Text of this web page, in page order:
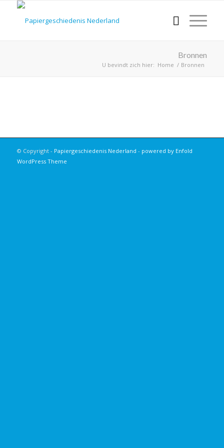
Bronnen
U bevindt zich hier: Home / Bronnen
© Copyright - Papiergeschiedenis Nederland - powered by Enfold
WordPress Theme